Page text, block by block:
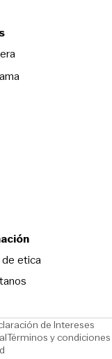
Opens in new
in new window
eticaOpens in new
in new window
de Intereses
Opens in new window
Términos y condiciones